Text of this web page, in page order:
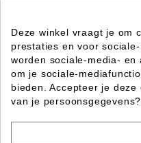
OKÉ
Schrijf uw review
Deze winkel vraagt je om
prestaties en voor
worden sociale-media-
om je sociale-
bieden. Accepteer je
van je persoonsgegevens?